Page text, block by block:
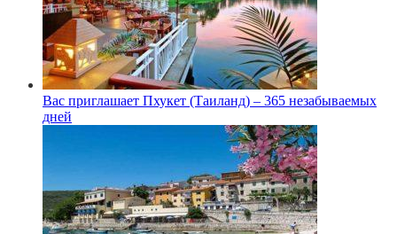
Вас приглашает Пхукет (Таиланд) – 365 незабываемых
дней